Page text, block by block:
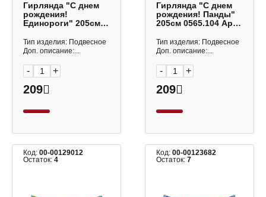
Гирлянда "С днем
рождения!
Единороги" 205см
Тип изделия: Подвесное
Доп. описание:...
- +
209
Гирлянда "С днем
рождения! Панды"
205см 0565.104 Арт
Тип изделия: Подвесное
Доп. описание:...
- +
209
Код: 00-00129012
Остаток: 4
Код:00-00123682
Остаток:7